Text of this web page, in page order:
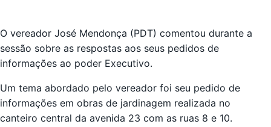
O vereador José Mendonça (PDT) comentou durante a
sessão sobre as respostas aos seus pedidos de
informações ao poder Executivo.
Um tema abordado pelo vereador foi seu pedido de
informações em obras de jardinagem realizada no
canteiro central da avenida 23 com as ruas 8 e 10.